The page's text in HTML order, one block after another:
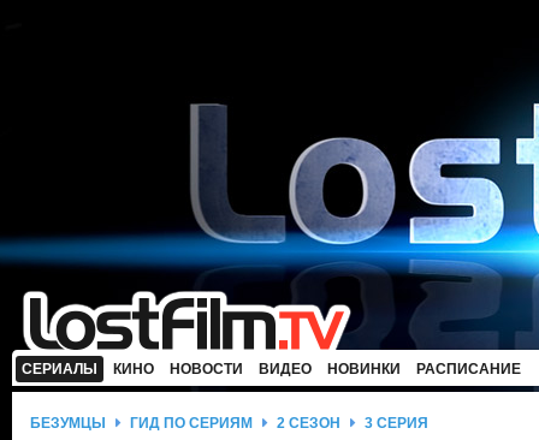
СЕРИАЛЫ КИНО НОВОСТИ ВИДЕО НОВИНКИ РАСПИСАНИЕ
БЕЗУМЦЫ ГИД ПО СЕРИЯМ 2 СЕЗОН 3 СЕРИЯ